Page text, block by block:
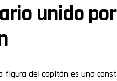
unido
figura del capitán es una